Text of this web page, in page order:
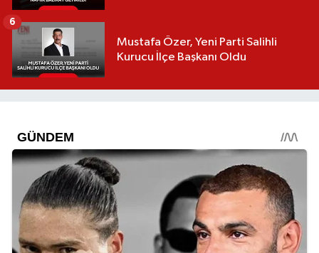
Mustafa Özer, Yeni Parti Salihli
Kurucu İlçe Başkanı Oldu
6